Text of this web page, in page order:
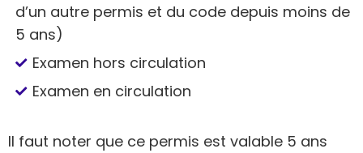
d’un autre permis et du code depuis moins de
5 ans)
Examen hors circulation
Examen en circulation
Il faut noter que ce permis est valable 5 ans